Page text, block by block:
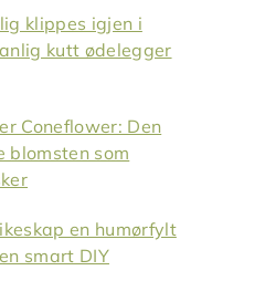
klippes igjen i
kutt ødelegger
Coneflower: Den
blomsten som
en humørfylt
smart DIY